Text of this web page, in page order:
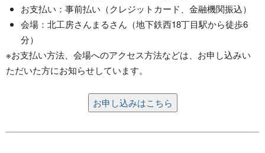
お支払い：事前払い（クレジットカード、金融機関振込）
会場：北工房さんまるさん（地下鉄西18丁目駅から徒歩6
分）
※お支払い方法、会場へのアクセス方法などは、お申し込みい
ただいた方にお知らせしています。
お申し込みはこちら